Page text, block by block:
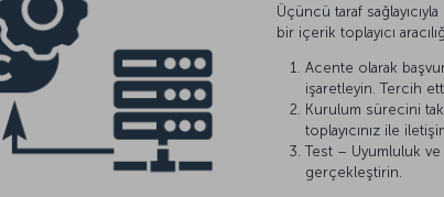
Üçüncü taraf sağlayıcıyla
bir içerik toplayıcı
Acente olarak
işaretleyin. Tercih
Kurulum sürecini
toplayıcınız ile
Test – Uyumluluk
gerçekleştirin.